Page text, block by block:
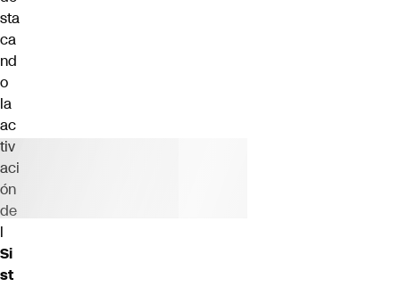
sta
ca
nd
o
la
ac
tiv
aci
ón
de
l
Si
st